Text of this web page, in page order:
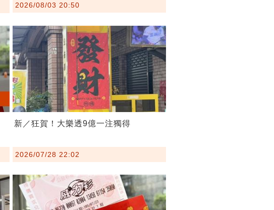
2026/08/03 20:50
新／狂賀！大樂透9億一注獨得
2026/07/28 22:02